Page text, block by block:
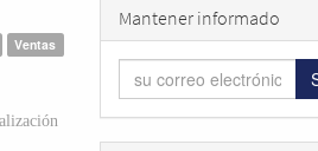
Ventas
Mantener informado